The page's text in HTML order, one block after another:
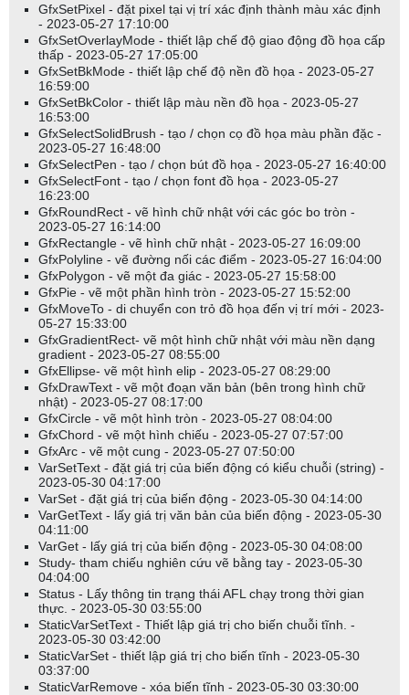
Ví dụ về công thức trung bình di động thích ứng được định trọng
theo biến động:
graph0 = ema(close, 15);
fast = 2/(2+1);
slow = 2/(30+1);
dir = abs(close - ref(close, -10));
vol = sum(abs(close - ref(close, -1)), 10);
ER = dir / vol;
sc = (ER * (fast - slow) + slow)^2;
graph0 = ama(close, sc);
Chia sẻ:
GfxSetPixel - đặt pixel tại vị trí xác định thành màu xác định
- 2023-05-27 17:10:00
GfxSetOverlayMode - thiết lập chế độ giao động đồ họa cấp
thấp - 2023-05-27 17:05:00
GfxSetBkMode - thiết lập chế độ nền đồ họa - 2023-05-27
16:59:00
GfxSetBkColor - thiết lập màu nền đồ họa - 2023-05-27
16:53:00
GfxSelectSolidBrush - tạo / chọn cọ đồ họa màu phần đặc -
2023-05-27 16:48:00
GfxSelectPen - tạo / chọn bút đồ họa - 2023-05-27 16:40:00
GfxSelectFont - tạo / chọn font đồ họa - 2023-05-27
16:23:00
GfxRoundRect - vẽ hình chữ nhật với các góc bo tròn -
2023-05-27 16:14:00
GfxRectangle - vẽ hình chữ nhật - 2023-05-27 16:09:00
GfxPolyline - vẽ đường nối các điểm - 2023-05-27 16:04:00
GfxPolygon - vẽ một đa giác - 2023-05-27 15:58:00
GfxPie - vẽ một phần hình tròn - 2023-05-27 15:52:00
GfxMoveTo - di chuyển con trỏ đồ họa đến vị trí mới - 2023-
05-27 15:33:00
GfxGradientRect- vẽ một hình chữ nhật với màu nền dạng
gradient - 2023-05-27 08:55:00
GfxEllipse- vẽ một hình elip - 2023-05-27 08:29:00
GfxDrawText - vẽ một đoạn văn bản (bên trong hình chữ
nhật) - 2023-05-27 08:17:00
GfxCircle - vẽ một hình tròn - 2023-05-27 08:04:00
GfxChord - vẽ một hình chiếu - 2023-05-27 07:57:00
GfxArc - vẽ một cung - 2023-05-27 07:50:00
VarSetText - đặt giá trị của biến động có kiểu chuỗi (string) -
2023-05-30 04:17:00
VarSet - đặt giá trị của biến động - 2023-05-30 04:14:00
VarGetText - lấy giá trị văn bản của biến động - 2023-05-30
04:11:00
VarGet - lấy giá trị của biến động - 2023-05-30 04:08:00
Study- tham chiếu nghiên cứu vẽ bằng tay - 2023-05-30
04:04:00
Status - Lấy thông tin trạng thái AFL chạy trong thời gian
thực. - 2023-05-30 03:55:00
StaticVarSetText - Thiết lập giá trị cho biến chuỗi tĩnh. -
2023-05-30 03:42:00
StaticVarSet - thiết lập giá trị cho biến tĩnh - 2023-05-30
03:37:00
StaticVarRemove - xóa biến tĩnh - 2023-05-30 03:30:00